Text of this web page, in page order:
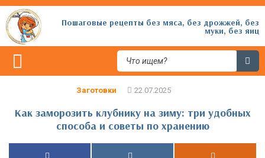
Пошаговые рецепты без мяса, без дрожжей, без
муки, без яиц
Заготовки
Как заморозить клубнику на зиму: три удобных
способа и советы по хранению